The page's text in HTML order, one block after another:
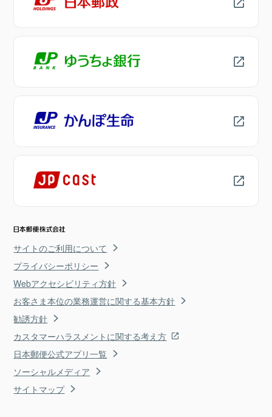
サイトのご利用について
プライバシーポリシー
Webアクセシビリティ方針
お客さま本位の業務運営に関する基本方針
勧誘方針
カスタマーハラスメントに関する考え方
日本郵便公式アプリ一覧
ソーシャルメディア
サイトマップ